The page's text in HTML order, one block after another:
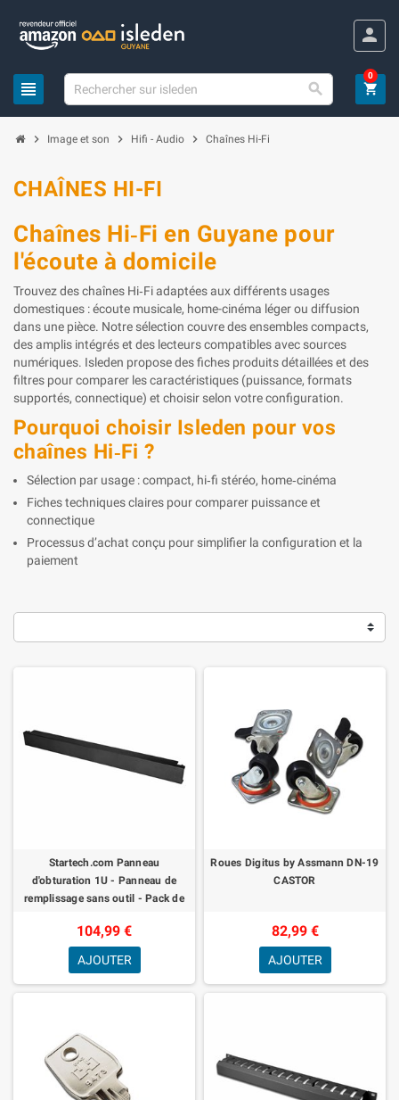
person
view_headline  shopping_cart
0
chevron_right Image et son chevron_right Hifi - Audio chevron_right Chaînes Hi-Fi
CHAÎNES HI-FI
Chaînes Hi‑Fi en Guyane pour
l'écoute à domicile
Trouvez des chaînes Hi‑Fi adaptées aux différents usages
domestiques : écoute musicale, home-cinéma léger ou diffusion
dans une pièce. Notre sélection couvre des ensembles compacts,
des amplis intégrés et des lecteurs compatibles avec sources
numériques. Isleden propose des fiches produits détaillées et des
filtres pour comparer les caractéristiques (puissance, formats
supportés, connectique) et choisir selon votre configuration.
Pourquoi choisir Isleden pour vos
chaînes Hi‑Fi ?
Sélection par usage : compact, hi‑fi stéréo, home‑cinéma
Fiches techniques claires pour comparer puissance et
connectique
Processus d’achat conçu pour simplifier la configuration et la
paiement
Startech.com Panneau
d'obturation 1U - Panneau de
remplissage sans outil - Pack de
104,99 €
AJOUTER
Roues Digitus by Assmann DN-19
CASTOR
82,99 €
AJOUTER